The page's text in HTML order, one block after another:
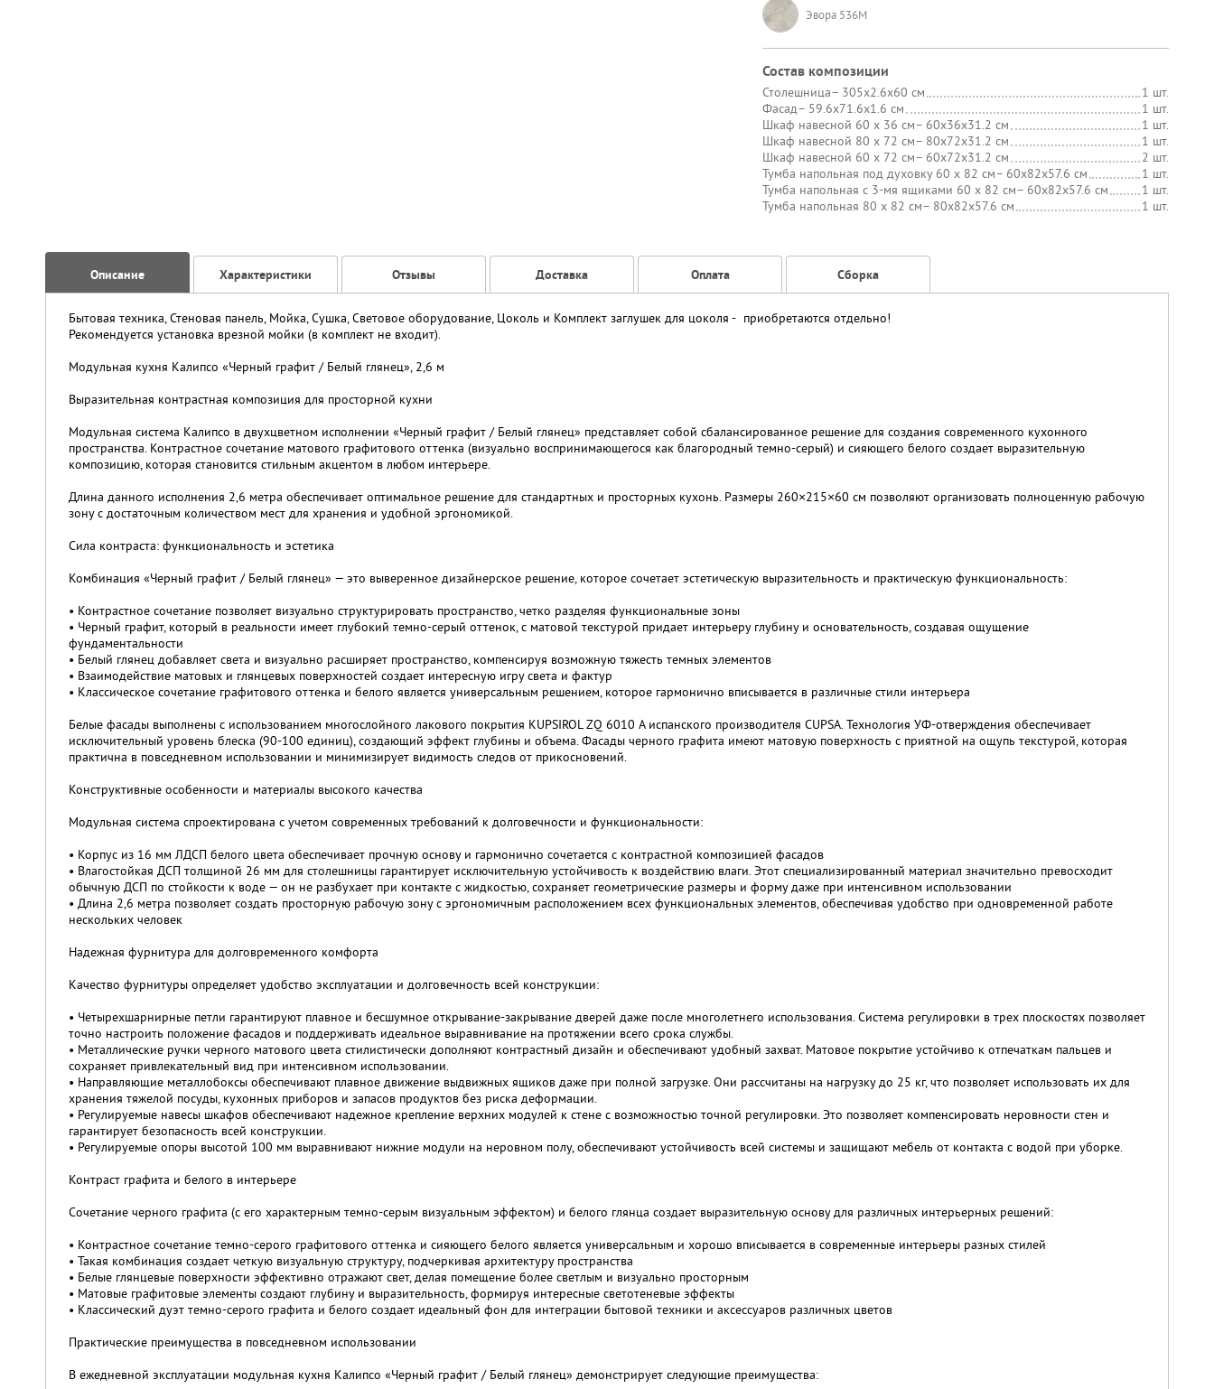
Эвора 536М
Состав композиции
Столешница– 305х2.6х60 см
1 шт.
Фасад– 59.6х71.6х1.6 см
1 шт.
Шкаф навесной 60 х 36 см– 60х36х31.2 см
1 шт.
Шкаф навесной 80 х 72 см– 80х72х31.2 см
1 шт.
Шкаф навесной 60 х 72 см– 60х72х31.2 см
2 шт.
Тумба напольная под духовку 60 х 82 см– 60х82х57.6 см
1 шт.
Тумба напольная с 3-мя ящиками 60 х 82 см– 60х82х57.6 см
1 шт.
Тумба напольная 80 х 82 см– 80х82х57.6 см 1 шт.
Описание Характеристики Отзывы Доставка Оплата Сборка
Бытовая техника, Стеновая панель, Мойка, Сушка, Световое оборудование, Цоколь и Комплект заглушек для цоколя - приобретаются отдельно!
Рекомендуется установка врезной мойки (в комплект не входит).
Модульная кухня Калипсо «Черный графит / Белый глянец», 2,6 м
Выразительная контрастная композиция для просторной кухни
Модульная система Калипсо в двухцветном исполнении «Черный графит / Белый глянец» представляет собой сбалансированное решение для создания современного кухонного
пространства. Контрастное сочетание матового графитового оттенка (визуально воспринимающегося как благородный темно-серый) и сияющего белого создает выразительную
композицию, которая становится стильным акцентом в любом интерьере.
Длина данного исполнения 2,6 метра обеспечивает оптимальное решение для стандартных и просторных кухонь. Размеры 260×215×60 см позволяют организовать полноценную рабочую
зону с достаточным количеством мест для хранения и удобной эргономикой.
Сила контраста: функциональность и эстетика
Комбинация «Черный графит / Белый глянец» — это выверенное дизайнерское решение, которое сочетает эстетическую выразительность и практическую функциональность:
• Контрастное сочетание позволяет визуально структурировать пространство, четко разделяя функциональные зоны
• Черный графит, который в реальности имеет глубокий темно-серый оттенок, с матовой текстурой придает интерьеру глубину и основательность, создавая ощущение
фундаментальности
• Белый глянец добавляет света и визуально расширяет пространство, компенсируя возможную тяжесть темных элементов
• Взаимодействие матовых и глянцевых поверхностей создает интересную игру света и фактур
• Классическое сочетание графитового оттенка и белого является универсальным решением, которое гармонично вписывается в различные стили интерьера
Белые фасады выполнены с использованием многослойного лакового покрытия KUPSIROL ZQ 6010 A испанского производителя CUPSA. Технология УФ-отверждения обеспечивает
исключительный уровень блеска (90-100 единиц), создающий эффект глубины и объема. Фасады черного графита имеют матовую поверхность с приятной на ощупь текстурой, которая
практична в повседневном использовании и минимизирует видимость следов от прикосновений.
Конструктивные особенности и материалы высокого качества
Модульная система спроектирована с учетом современных требований к долговечности и функциональности:
• Корпус из 16 мм ЛДСП белого цвета обеспечивает прочную основу и гармонично сочетается с контрастной композицией фасадов
• Влагостойкая ДСП толщиной 26 мм для столешницы гарантирует исключительную устойчивость к воздействию влаги. Этот специализированный материал значительно превосходит
обычную ДСП по стойкости к воде — он не разбухает при контакте с жидкостью, сохраняет геометрические размеры и форму даже при интенсивном использовании
• Длина 2,6 метра позволяет создать просторную рабочую зону с эргономичным расположением всех функциональных элементов, обеспечивая удобство при одновременной работе
нескольких человек
Надежная фурнитура для долговременного комфорта
Качество фурнитуры определяет удобство эксплуатации и долговечность всей конструкции:
• Четырехшарнирные петли гарантируют плавное и бесшумное открывание-закрывание дверей даже после многолетнего использования. Система регулировки в трех плоскостях позволяет
точно настроить положение фасадов и поддерживать идеальное выравнивание на протяжении всего срока службы.
• Металлические ручки черного матового цвета стилистически дополняют контрастный дизайн и обеспечивают удобный захват. Матовое покрытие устойчиво к отпечаткам пальцев и
сохраняет привлекательный вид при интенсивном использовании.
• Направляющие металлобоксы обеспечивают плавное движение выдвижных ящиков даже при полной загрузке. Они рассчитаны на нагрузку до 25 кг, что позволяет использовать их для
хранения тяжелой посуды, кухонных приборов и запасов продуктов без риска деформации.
• Регулируемые навесы шкафов обеспечивают надежное крепление верхних модулей к стене с возможностью точной регулировки. Это позволяет компенсировать неровности стен и
гарантирует безопасность всей конструкции.
• Регулируемые опоры высотой 100 мм выравнивают нижние модули на неровном полу, обеспечивают устойчивость всей системы и защищают мебель от контакта с водой при уборке.
Контраст графита и белого в интерьере
Сочетание черного графита (с его характерным темно-серым визуальным эффектом) и белого глянца создает выразительную основу для различных интерьерных решений:
• Контрастное сочетание темно-серого графитового оттенка и сияющего белого является универсальным и хорошо вписывается в современные интерьеры разных стилей
• Такая комбинация создает четкую визуальную структуру, подчеркивая архитектуру пространства
• Белые глянцевые поверхности эффективно отражают свет, делая помещение более светлым и визуально просторным
• Матовые графитовые элементы создают глубину и выразительность, формируя интересные светотеневые эффекты
• Классический дуэт темно-серого графита и белого создает идеальный фон для интеграции бытовой техники и аксессуаров различных цветов
Практические преимущества в повседневном использовании
В ежедневной эксплуатации модульная кухня Калипсо «Черный графит / Белый глянец» демонстрирует следующие преимущества: